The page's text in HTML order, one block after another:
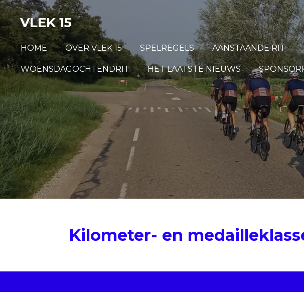
Ga
direct
naar
de
hoofdinhoud
VLEK 15
HOME OVER VLEK 15 SPELREGELS AANSTAANDE RIT
WOENSDAGOCHTENDRIT HET LAATSTE NIEUWS
Kilometer- en